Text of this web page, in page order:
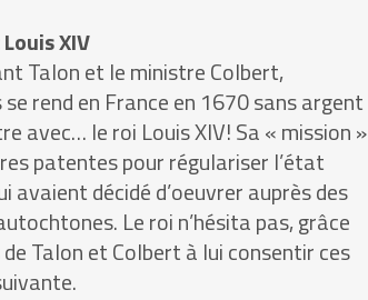
XIV
Talon et le ministre Colbert,
rend en France en 1670 sans argent
avec… le roi Louis XIV! Sa « mission »
patentes pour régulariser l’état
avaient décidé d’oeuvrer auprès des
Le roi n’hésita pas, grâce
Talon et Colbert à lui consentir ces